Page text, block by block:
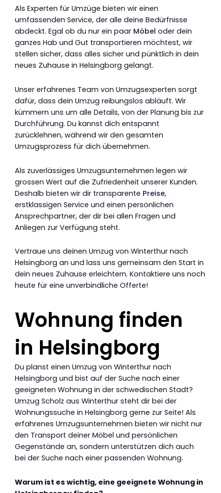
Als Experten für Umzüge bieten wir einen
umfassenden Service, der alle deine Bedürfnisse
abdeckt. Egal ob du nur ein paar Möbel oder dein
ganzes Hab und Gut transportieren möchtest, wir
stellen sicher, dass alles sicher und pünktlich in dein
neues Zuhause in Helsingborg gelangt.
Unser erfahrenes Team von Umzugsexperten sorgt
dafür, dass dein Umzug reibungslos abläuft. Wir
kümmern uns um alle Details, von der Planung bis zur
Durchführung. Du kannst dich entspannt
zurücklehnen, während wir den gesamten
Umzugsprozess für dich übernehmen.
Als zuverlässiges Umzugsunternehmen legen wir
grossen Wert auf die Zufriedenheit unserer Kunden.
Deshalb bieten wir dir transparente Preise,
erstklassigen Service und einen persönlichen
Ansprechpartner, der dir bei allen Fragen und
Anliegen zur Verfügung steht.
Vertraue uns deinen Umzug von Winterthur nach
Helsingborg an und lass uns gemeinsam den Start in
dein neues Zuhause erleichtern. Kontaktiere uns noch
heute für eine unverbindliche Offerte!
Wohnung finden
in Helsingborg
Du planst einen Umzug von Winterthur nach
Helsingborg und bist auf der Suche nach einer
geeigneten Wohnung in der schwedischen Stadt?
Umzug Scholz aus Winterthur steht dir bei der
Wohnungssuche in Helsingborg gerne zur Seite! Als
erfahrenes Umzugsunternehmen bieten wir nicht nur
den Transport deiner Möbel und persönlichen
Gegenstände an, sondern unterstützen dich auch
bei der Suche nach einer passenden Wohnung.
Warum ist es wichtig, eine geeignete Wohnung in